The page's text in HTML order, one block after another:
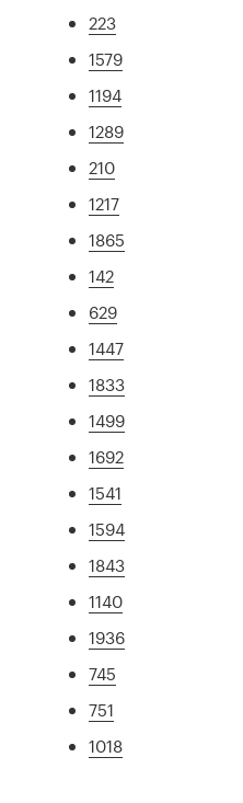
223
1579
1194
1289
210
1217
1865
142
629
1447
1833
1499
1692
1541
1594
1843
1140
1936
745
751
1018